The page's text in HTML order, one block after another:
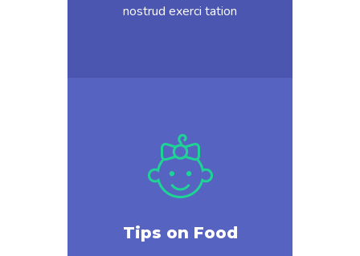
nostrud exerci tation
Tips on Food